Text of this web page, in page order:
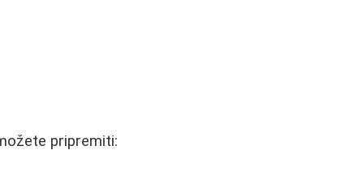
pripremiti: